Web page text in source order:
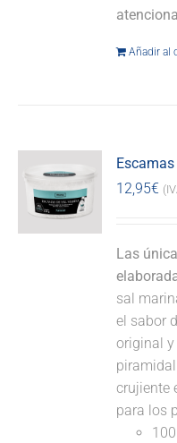
Añadir al
12,95€
Las
sal
el sabor
original
crujiente
para los